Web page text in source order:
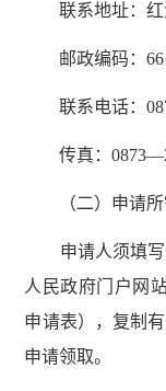
联系地址：红
邮政编码：
联系电话：
传真：
（二）申请所
申请人须填写
人民政府门户网
申请表），复制
申请领取。